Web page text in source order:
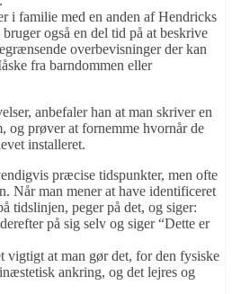
i familie med en anden af Hendricks
også en del tid på at beskrive
overbevisninger der kan
fra barndommen eller
anbefaler han at man skriver en
og prøver at fornemme hvornår de
installeret.
præcise tidspunkter, men ofte
Når man mener at have identificeret
tidslinjen, peger på det, og siger:
på sig selv og siger “Dette er
vigtigt at man gør det, for den fysiske
ankring, og det lejres og